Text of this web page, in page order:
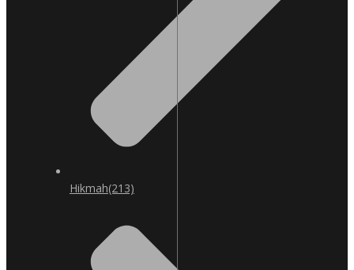
Hikmah(213)